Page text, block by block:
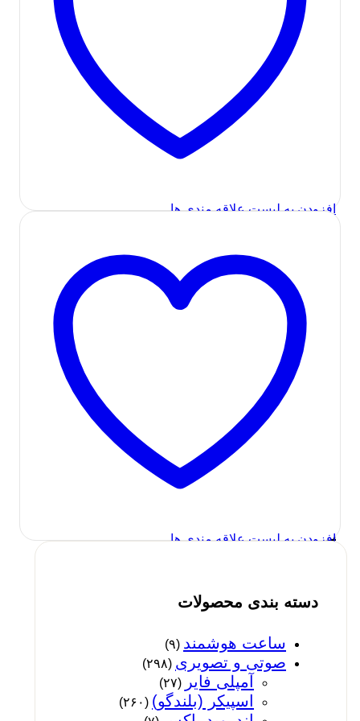
,هدست,
1,268,000 تومان
قیمت اصلی: 1,268,000 تومان
افزودن به لیست علاقه مندی ها
افزودن به لیست علاقه مندی ها
دسته بندی محصولات
ساعت هوشمند (۹)
صوتی و تصویری (۲۹۸)
آمپلی فایر (۲۷)
اسپیکر (بلندگو) (۲۶۰)